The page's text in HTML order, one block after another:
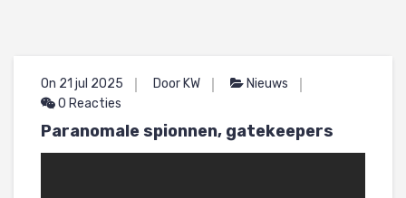
On 21 jul 2025 Door KW
Nieuws
0 Reacties
Paranomale spionnen, gatekeepers